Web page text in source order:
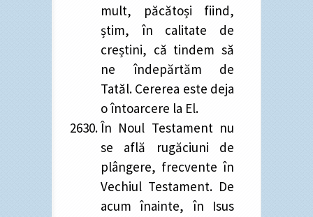
mult, păcătoși fiind,
știm, în calitate de
creștini, că tindem să
ne îndepărtăm de
Tatăl. Cererea este deja
o întoarcere la El.
În Noul Testament nu
se află rugăciuni de
plângere, frecvente în
Vechiul Testament. De
acum înainte, în Isus